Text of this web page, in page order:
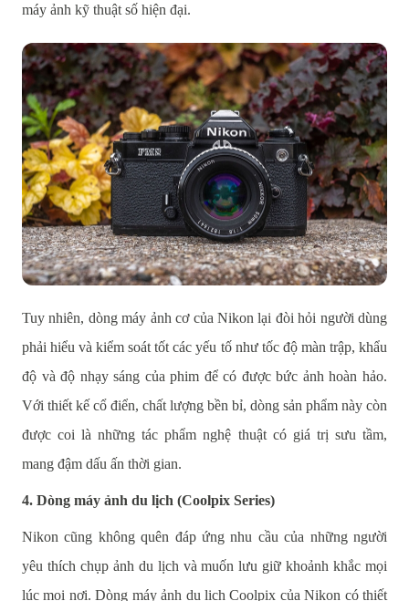
máy ảnh kỹ thuật số hiện đại.
Tuy nhiên, dòng máy ảnh cơ của Nikon lại đòi hỏi người dùng
phải hiểu và kiểm soát tốt các yếu tố như tốc độ màn trập, khẩu
độ và độ nhạy sáng của phim để có được bức ảnh hoàn hảo.
Với thiết kế cổ điển, chất lượng bền bỉ, dòng sản phẩm này còn
được coi là những tác phẩm nghệ thuật có giá trị sưu tầm,
mang đậm dấu ấn thời gian.
4. Dòng máy ảnh du lịch (Coolpix Series)
Nikon cũng không quên đáp ứng nhu cầu của những người
yêu thích chụp ảnh du lịch và muốn lưu giữ khoảnh khắc mọi
lúc mọi nơi. Dòng máy ảnh du lịch Coolpix của Nikon có thiết